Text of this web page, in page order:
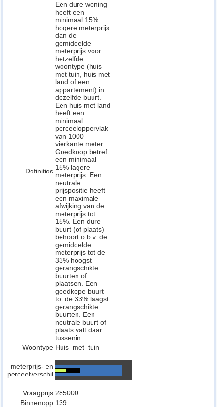
Definities
Een dure woning
heeft een
minimaal 15%
hogere meterprijs
dan de
gemiddelde
meterprijs voor
hetzelfde
woontype (huis
met tuin, huis met
land of een
appartement) in
dezelfde buurt.
Een huis met land
heeft een
minimaal
perceeloppervlak
van 1000
vierkante meter.
Goedkoop betreft
een minimaal
15% lagere
meterprijs. Een
neutrale
prijspositie heeft
een maximale
afwijking van de
meterprijs tot
15%. Een dure
buurt (of plaats)
behoort o.b.v. de
gemiddelde
meterprijs tot de
33% hoogst
gerangschikte
buurten of
plaatsen. Een
goedkope buurt
tot de 33% laagst
gerangschikte
buurten. Een
neutrale buurt of
plaats valt daar
tussenin.
Woontype Huis_met_tuin
meterprijs- en
perceelverschil
Vraagprijs 285000
Binnenopp 139